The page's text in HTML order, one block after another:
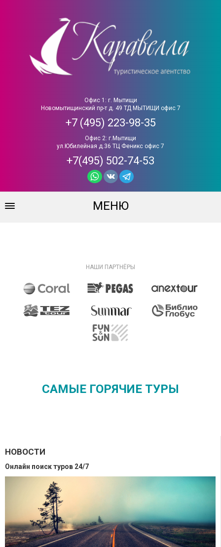
Офис 1: г. Мытищи
Новомытищинский пр-т д. 49 ТД МЫТИЩИ офис 7
+7 (495) 223-98-35
Офис 2: г.Мытищи
ул.Юбилейная д.36 ТЦ Феникс офис 7
+7(495) 502-74-53
НАШИ ПАРТНЁРЫ
САМЫЕ ГОРЯЧИЕ ТУРЫ
НОВОСТИ
Онлайн поиск туров 24/7